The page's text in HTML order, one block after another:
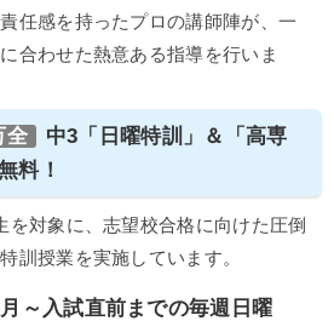
任感を持ったプロの講師陣が、一
合わせた熱意ある指導を行いま
全
中3「日曜特訓」＆「高専
料！
を対象に、志望校合格に向けた圧倒
訓授業を実施しています。
～入試直前までの毎週日曜